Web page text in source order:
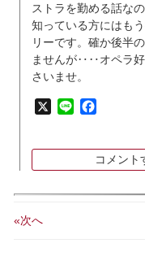
ストラを勤める話な
知っている方にはも
リーです。確か後半
ませんが‥‥オペラ好
さいませ。
X Line
コメント
«次へ